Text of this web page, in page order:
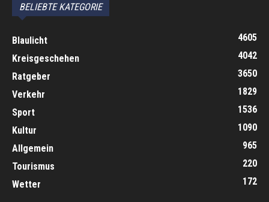
BELIEBTE KATEGORIE
Blaulicht
4605
Kreisgeschehen
4042
Ratgeber
3650
Verkehr
1829
Sport
1536
Kultur
1090
Allgemein
965
Tourismus
220
Wetter
172